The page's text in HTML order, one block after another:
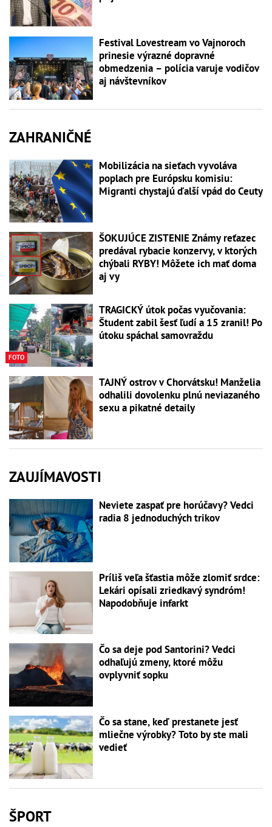
Festival Lovestream vo Vajnoroch
prinesie výrazné dopravné
obmedzenia – polícia varuje vodičov
aj návštevníkov
ZAHRANIČNÉ
Mobilizácia na sieťach vyvoláva
poplach pre Európsku komisiu:
Migranti chystajú ďalší vpád do Ceuty
ŠOKUJÚCE ZISTENIE Známy reťazec
predával rybacie konzervy, v ktorých
chýbali RYBY! Môžete ich mať doma
aj vy
FOTO
TRAGICKÝ útok počas vyučovania:
Študent zabil šesť ľudí a 15 zranil! Po
útoku spáchal samovraždu
TAJNÝ ostrov v Chorvátsku! Manželia
odhalili dovolenku plnú neviazaného
sexu a pikatné detaily
ZAUJÍMAVOSTI
Neviete zaspať pre horúčavy? Vedci
radia 8 jednoduchých trikov
Príliš veľa šťastia môže zlomiť srdce:
Lekári opísali zriedkavý syndróm!
Napodobňuje infarkt
Čo sa deje pod Santorini? Vedci
odhaľujú zmeny, ktoré môžu
ovplyvniť sopku
Čo sa stane, keď prestanete jesť
mliečne výrobky? Toto by ste mali
vedieť
ŠPORT